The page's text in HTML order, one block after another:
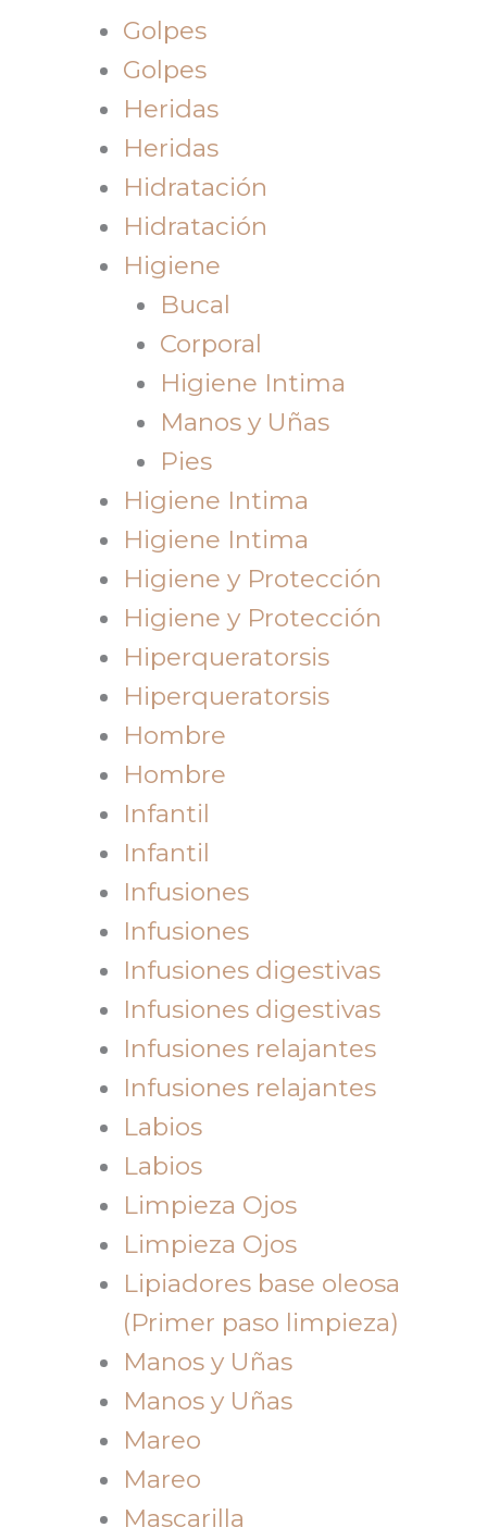
Golpes
Golpes
Heridas
Heridas
Hidratación
Hidratación
Higiene
Bucal
Corporal
Higiene Intima
Manos y Uñas
Pies
Higiene Intima
Higiene Intima
Higiene y Protección
Higiene y Protección
Hiperqueratorsis
Hiperqueratorsis
Hombre
Hombre
Infantil
Infantil
Infusiones
Infusiones
Infusiones digestivas
Infusiones digestivas
Infusiones relajantes
Infusiones relajantes
Labios
Labios
Limpieza Ojos
Limpieza Ojos
Lipiadores base oleosa
(Primer paso limpieza)
Manos y Uñas
Manos y Uñas
Mareo
Mareo
Mascarilla